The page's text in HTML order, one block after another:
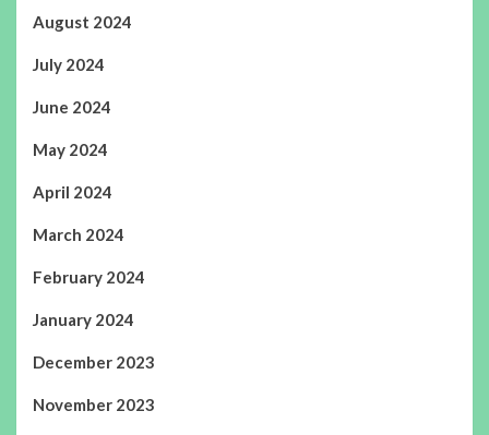
August 2024
July 2024
June 2024
May 2024
April 2024
March 2024
February 2024
January 2024
December 2023
November 2023